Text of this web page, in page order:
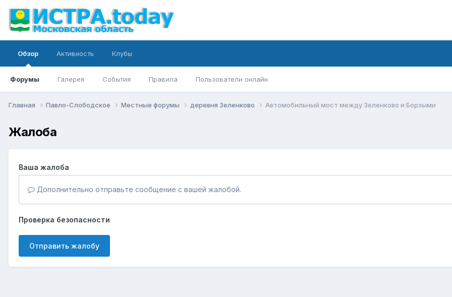
Обзор
Форумы Галерея События Правила Пользователи онлайн
Активность Клубы
Главная Павло-Слободское Местные форумы деревня Зеленково Автомобильный мост между Зеленково и Борзыми
Жалоба
Ваша жалоба
Дополнительно отправьте сообщение с вашей жалобой.
Проверка безопасности
Отправить жалобу